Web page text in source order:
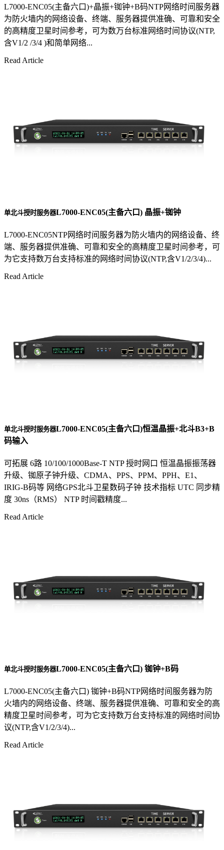
L7000-ENC05(主备六口)+晶振+铷钟+B码NTP网络时间服务器
为防火墙内的网络设备、终端、服务器提供准确、可靠和安全
的高精度卫星时间参考，可为数万台标准网络时间协议(NTP,
含V1/2 /3/4 )和简单网络...
Read Article
单北斗授时服务器L7000-ENC05(主备六口) 晶振+铷钟
L7000-ENC05NTP网络时间服务器为防火墙内的网络设备、终
端、服务器提供准确、可靠和安全的高精度卫星时间参考，可
为它支持数万台支持标准的网络时间协议(NTP,含V1/2/3/4)...
Read Article
单北斗授时服务器L7000-ENC05(主备六口)恒温晶振+北斗B3+B
码输入
可拓展 6路 10/100/1000Base-T NTP 授时网口 恒温晶振振荡器
升级、铷原子钟升级、CDMA、PPS、PPM、PPH、E1、
IRIG-B码等 网络GPS北斗卫星数码子钟 技术指标 UTC 同步精
度 30ns（RMS） NTP 时间戳精度...
Read Article
单北斗授时服务器L7000-ENC05(主备六口) 铷钟+B码
L7000-ENC05(主备六口) 铷钟+B码NTP网络时间服务器为防
火墙内的网络设备、终端、服务器提供准确、可靠和安全的高
精度卫星时间参考，可为它支持数万台支持标准的网络时间协
议(NTP,含V1/2/3/4)...
Read Article